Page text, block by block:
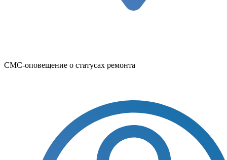
СМС-оповещение о статусах ремонта